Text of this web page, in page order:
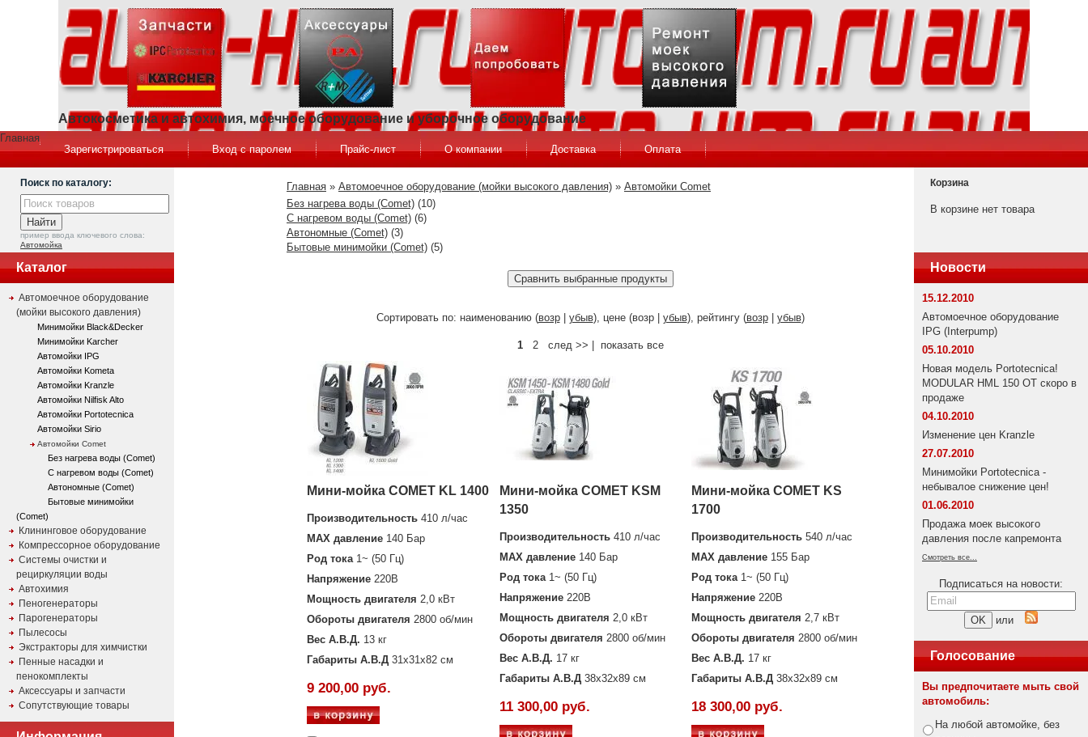
Автокосметика и автохимия, моечное оборудование и уборочное оборудование
Главная
Зарегистрироваться
Вход с паролем Прайс-лист О компании Доставка Оплата
Поиск по каталогу:
пример ввода ключевого слова:
Автомойка
Каталог
Автомоечное оборудование
(мойки высокого давления)
Минимойки Black&Decker
Минимойки Karcher
Автомойки IPG
Автомойки Kometa
Автомойки Kranzle
Автомойки Nilfisk Alto
Автомойки Portotecnica
Автомойки Sirio
Автомойки Comet
Без нагрева воды (Comet)
C нагревом воды (Comet)
Автономные (Comet)
Бытовые минимойки
(Comet)
Клининговое оборудование
Компрессорное оборудование
Системы очистки и
рециркуляции воды
Автохимия
Пеногенераторы
Парогенераторы
Пылесосы
Экстракторы для химчистки
Пенные насадки и
пенокомплекты
Аксессуары и запчасти
Сопутствующие товары
Главная » Автомоечное оборудование (мойки высокого давления) » Автомойки Comet
Без нагрева воды (Comet) (10)
C нагревом воды (Comet) (6)
Автономные (Comet) (3)
Бытовые минимойки (Comet) (5)
Сортировать по: наименованию (возр| убыв), цене (возр | убыв), рейтингу (возр| убыв)
12 след >> | показать все
Мини-мойка COMET KL 1400
Производительность 410 л/час
MAX давление 140 Бар
Род тока 1~ (50 Гц)
Напряжение 220В
Мощность двигателя 2,0 кВт
Обороты двигателя 2800 об/мин
Вес А.В.Д. 13 кг
Габариты А.В.Д 31х31х82 см
9 200,00 руб.
Мини-мойка COMET KSM
1350
Производительность 410 л/час
MAX давление 140 Бар
Род тока 1~ (50 Гц)
Напряжение 220В
Мощность двигателя 2,0 кВт
Обороты двигателя 2800 об/мин
Вес А.В.Д. 17 кг
Габариты А.В.Д 38х32х89 см
11 300,00 руб.
Мини-мойка COMET KS
1700
Производительность 540 л/час
MAX давление 155 Бар
Род тока 1~ (50 Гц)
Напряжение 220В
Мощность двигателя 2,7 кВт
Обороты двигателя 2800 об/мин
Вес А.В.Д. 17 кг
Габариты А.В.Д 38х32х89 см
18 300,00 руб.
Корзина
В корзине нет товара
Новости
15.12.2010
Автомоечное оборудование
IPG (Interpump)
05.10.2010
Новая модель Portotecnica!
MODULAR HML 150 OT скоро в
продаже
04.10.2010
Изменение цен Kranzle
27.07.2010
Минимойки Portotecnica -
небывалое снижение цен!
01.06.2010
Продажа моек высокого
давления после капремонта
Смотреть все...
Подписаться на новости:
или
Голосование
Вы предпочитаете мыть свой
автомобиль:
На любой автомойке, без